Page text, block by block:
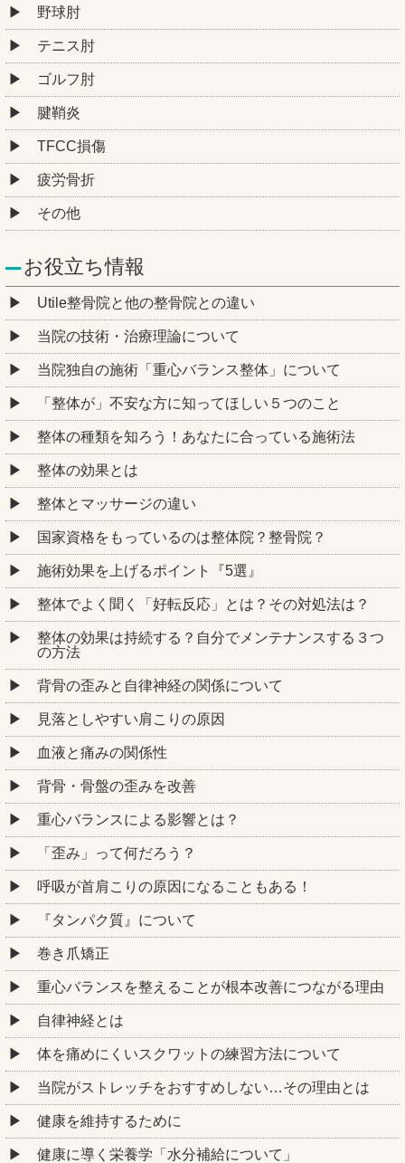
野球肘
テニス肘
ゴルフ肘
腱鞘炎
TFCC損傷
疲労骨折
その他
お役立ち情報
Utile整骨院と他の整骨院との違い
当院の技術・治療理論について
当院独自の施術「重心バランス整体」について
「整体が」不安な方に知ってほしい５つのこと
整体の種類を知ろう！あなたに合っている施術法
整体の効果とは
整体とマッサージの違い
国家資格をもっているのは整体院？整骨院？
施術効果を上げるポイント『5選』
整体でよく聞く「好転反応」とは？その対処法は？
整体の効果は持続する？自分でメンテナンスする３つ
の方法
背骨の歪みと自律神経の関係について
見落としやすい肩こりの原因
血液と痛みの関係性
背骨・骨盤の歪みを改善
重心バランスによる影響とは？
「歪み」って何だろう？
呼吸が首肩こりの原因になることもある！
『タンパク質』について
巻き爪矯正
重心バランスを整えることが根本改善につながる理由
自律神経とは
体を痛めにくいスクワットの練習方法について
当院がストレッチをおすすめしない…その理由とは
健康を維持するために
健康に導く栄養学「水分補給について」